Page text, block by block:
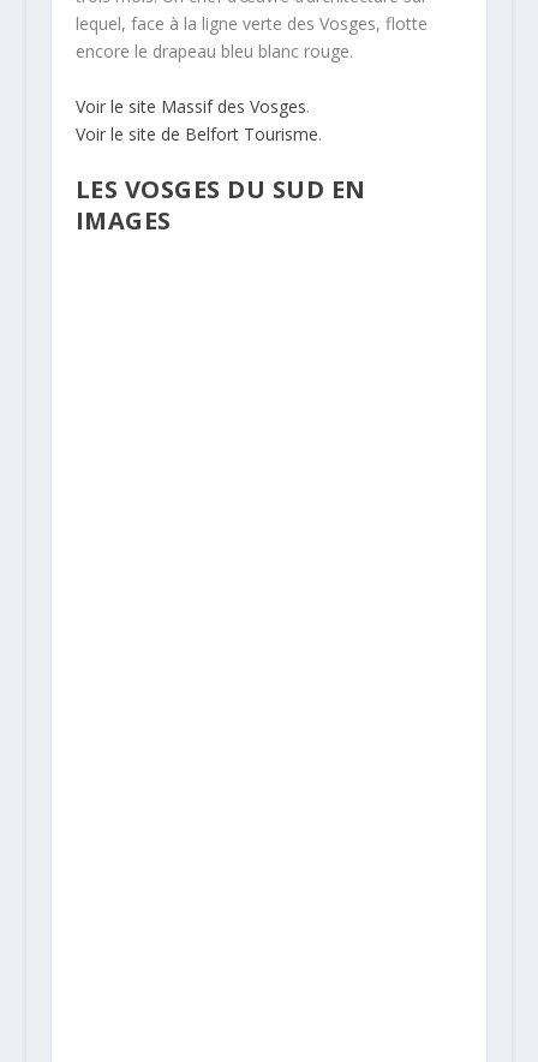
lequel, face à la ligne verte des Vosges, flotte
encore le drapeau bleu blanc rouge.
Voir le site Massif des Vosges.
Voir le site de Belfort Tourisme.
LES VOSGES DU SUD EN
IMAGES